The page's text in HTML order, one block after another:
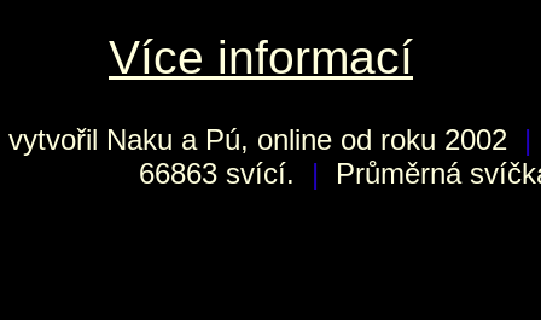
Více informací
vytvořil Naku a Pú, online od roku 2002 |
66863 svící.
| Průměrná